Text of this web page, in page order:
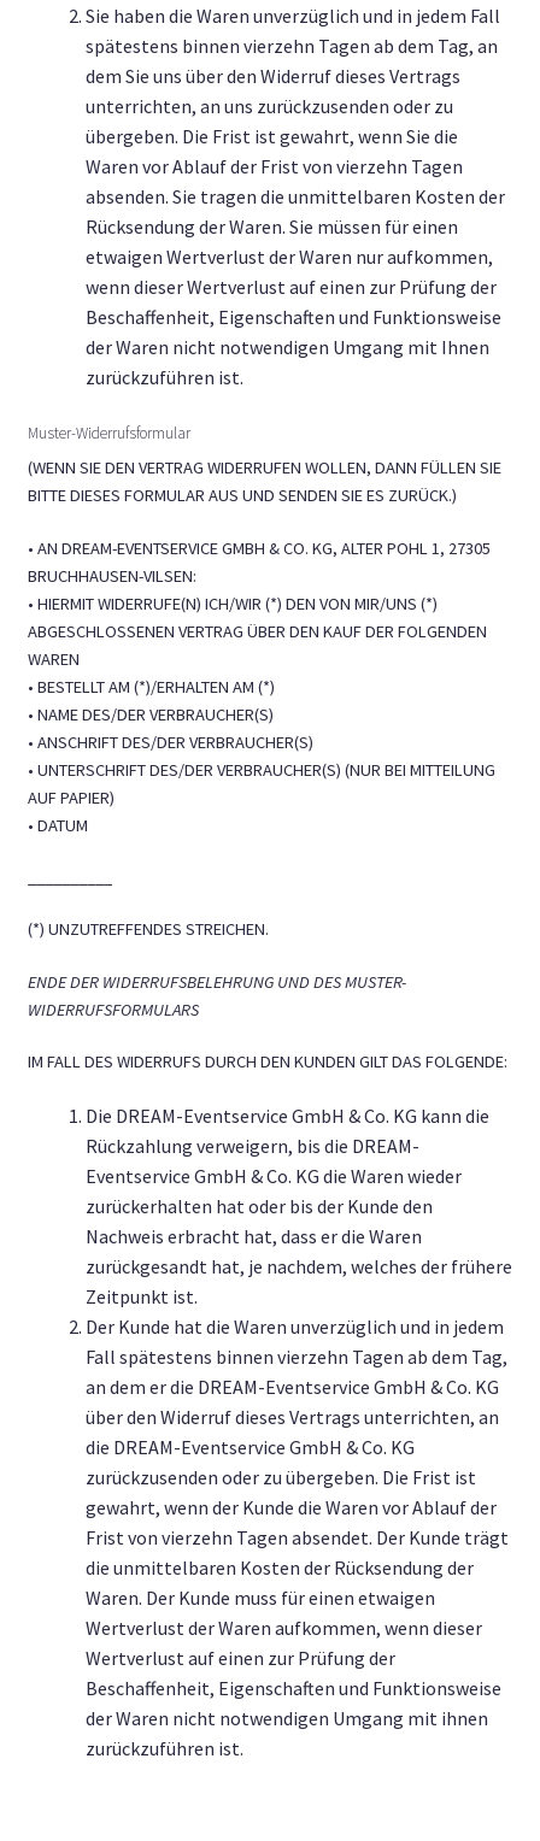
Sie haben die Waren unverzüglich und in jedem Fall
spätestens binnen vierzehn Tagen ab dem Tag, an
dem Sie uns über den Widerruf dieses Vertrags
unterrichten, an uns zurückzusenden oder zu
übergeben. Die Frist ist gewahrt, wenn Sie die
Waren vor Ablauf der Frist von vierzehn Tagen
absenden. Sie tragen die unmittelbaren Kosten der
Rücksendung der Waren. Sie müssen für einen
etwaigen Wertverlust der Waren nur aufkommen,
wenn dieser Wertverlust auf einen zur Prüfung der
Beschaffenheit, Eigenschaften und Funktionsweise
der Waren nicht notwendigen Umgang mit Ihnen
zurückzuführen ist.
Muster-Widerrufsformular
(WENN SIE DEN VERTRAG WIDERRUFEN WOLLEN, DANN FÜLLEN SIE
BITTE DIESES FORMULAR AUS UND SENDEN SIE ES ZURÜCK.)
• AN DREAM-EVENTSERVICE GMBH & CO. KG, ALTER POHL 1, 27305
BRUCHHAUSEN-VILSEN:
• HIERMIT WIDERRUFE(N) ICH/WIR (*) DEN VON MIR/UNS (*)
ABGESCHLOSSENEN VERTRAG ÜBER DEN KAUF DER FOLGENDEN
WAREN
• BESTELLT AM (*)/ERHALTEN AM (*)
• NAME DES/DER VERBRAUCHER(S)
• ANSCHRIFT DES/DER VERBRAUCHER(S)
• UNTERSCHRIFT DES/DER VERBRAUCHER(S) (NUR BEI MITTEILUNG
AUF PAPIER)
• DATUM
(*) UNZUTREFFENDES STREICHEN.
ENDE DER WIDERRUFSBELEHRUNG UND DES MUSTER-
WIDERRUFSFORMULARS
IM FALL DES WIDERRUFS DURCH DEN KUNDEN GILT DAS FOLGENDE:
Die DREAM-Eventservice GmbH & Co. KG kann die
Rückzahlung verweigern, bis die DREAM-
Eventservice GmbH & Co. KG die Waren wieder
zurückerhalten hat oder bis der Kunde den
Nachweis erbracht hat, dass er die Waren
zurückgesandt hat, je nachdem, welches der frühere
Zeitpunkt ist.
Der Kunde hat die Waren unverzüglich und in jedem
Fall spätestens binnen vierzehn Tagen ab dem Tag,
an dem er die DREAM-Eventservice GmbH & Co. KG
über den Widerruf dieses Vertrags unterrichten, an
die DREAM-Eventservice GmbH & Co. KG
zurückzusenden oder zu übergeben. Die Frist ist
gewahrt, wenn der Kunde die Waren vor Ablauf der
Frist von vierzehn Tagen absendet. Der Kunde trägt
die unmittelbaren Kosten der Rücksendung der
Waren. Der Kunde muss für einen etwaigen
Wertverlust der Waren aufkommen, wenn dieser
Wertverlust auf einen zur Prüfung der
Beschaffenheit, Eigenschaften und Funktionsweise
der Waren nicht notwendigen Umgang mit ihnen
zurückzuführen ist.